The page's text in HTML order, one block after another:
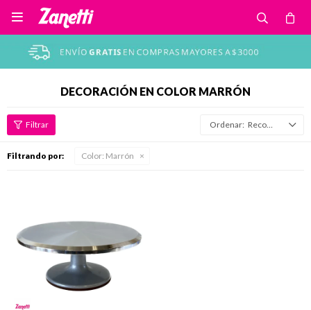

DECORACIÓN EN COLOR MARRÓN
Recomendados
Filtrando por: Color: Marrón